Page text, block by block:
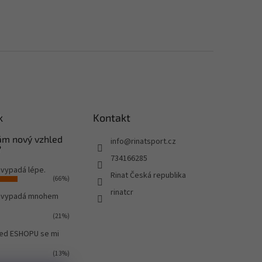
nový vzhled
lépe.
(66%)
mnohem
(21%)
ESHOPU se mi
(13%)
Kontakt
info@rinatsport.cz
734166285
Rinat Česká republika
rinatcr